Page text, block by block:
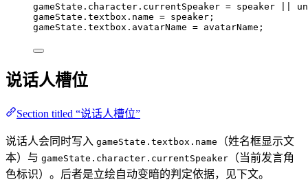
gameState . character . currentSpeaker = speaker
gameState . textbox . name = speaker;
gameState . textbox . avatarName = avatarName;
说话人槽位
Section titled “说话人槽位”
说话人会同时写入 gameState.textbox.name
（姓名框显示文
本）与 gameState.character.currentSpeaker （当前发言角
色标识）。后者是立绘自动变暗的判定依据，见下文。